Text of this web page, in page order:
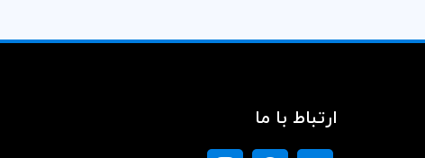
ارتباط با ما